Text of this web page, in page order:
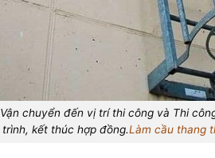
Vận chuyển đến vị trí thi công và Thi
trình, kết thúc hợp đồng.Làm cầu thang